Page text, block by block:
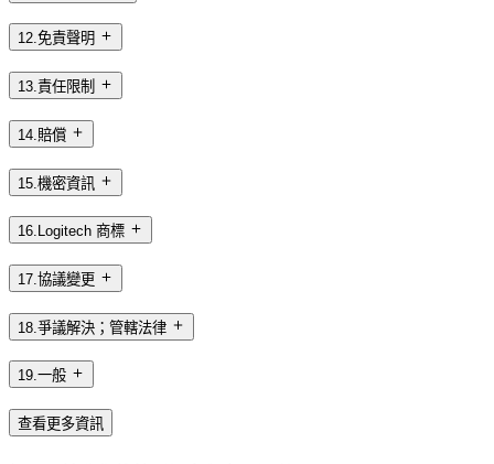
12.免責聲明
13.責任限制
14.賠償
15.機密資訊
16.Logitech 商標
17.協議變更
18.爭議解決；管轄法律
19.一般
查看更多資訊